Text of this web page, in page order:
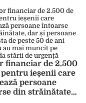
tehnic
financiar de 2.500
pentru ieșenii care
persoane
din străinătate,